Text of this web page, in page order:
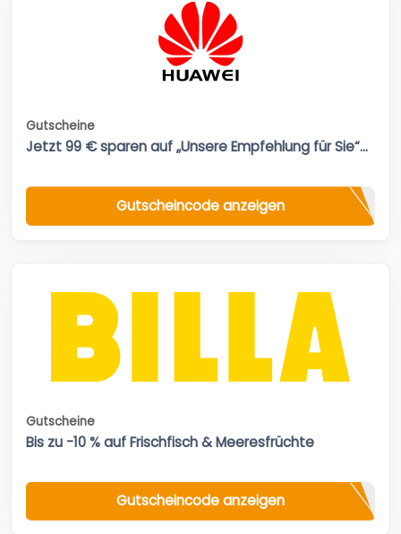
Gutscheine
Jetzt 99 € sparen auf „Unsere Empfehlung für Sie“...
Gutscheincode anzeigen
Gutscheine
Bis zu -10 % auf Frischfisch & Meeresfrüchte
Gutscheincode anzeigen